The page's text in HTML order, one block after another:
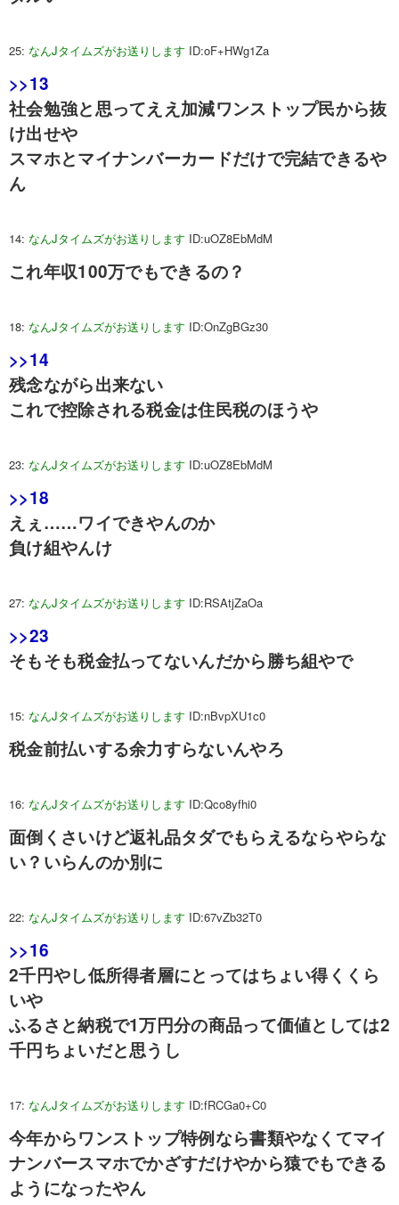
25: なんJタイムズがお送りします ID:oF+HWg1Za
>>13
社会勉強と思ってええ加減ワンストップ民から抜
け出せや
スマホとマイナンバーカードだけで完結できるや
ん
14: なんJタイムズがお送りします ID:uOZ8EbMdM
これ年収100万でもできるの？
18: なんJタイムズがお送りします ID:OnZgBGz30
>>14
残念ながら出来ない
これで控除される税金は住民税のほうや
23: なんJタイムズがお送りします ID:uOZ8EbMdM
>>18
えぇ……ワイできやんのか
負け組やんけ
27: なんJタイムズがお送りします ID:RSAtjZaOa
>>23
そもそも税金払ってないんだから勝ち組やで
15: なんJタイムズがお送りします ID:nBvpXU1c0
税金前払いする余力すらないんやろ
16: なんJタイムズがお送りします ID:Qco8yfhi0
面倒くさいけど返礼品タダでもらえるならやらな
い？いらんのか別に
22: なんJタイムズがお送りします ID:67vZb32T0
>>16
2千円やし低所得者層にとってはちょい得くくら
いや
ふるさと納税で1万円分の商品って価値としては2
千円ちょいだと思うし
17: なんJタイムズがお送りします ID:fRCGa0+C0
今年からワンストップ特例なら書類やなくてマイ
ナンバースマホでかざすだけやから猿でもできる
ようになったやん